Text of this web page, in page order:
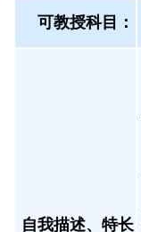
可教授科目：
自我描述、特长